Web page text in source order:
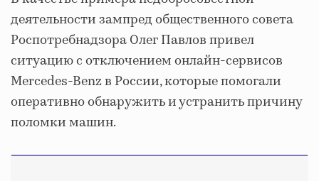
деятельности зампред общественного совета
Роспотребнадзора Олег Павлов привел
ситуацию с отключением онлайн-сервисов
Mercedes-Benz в России, которые помогали
оперативно обнаружить и устранить причину
поломки машин.